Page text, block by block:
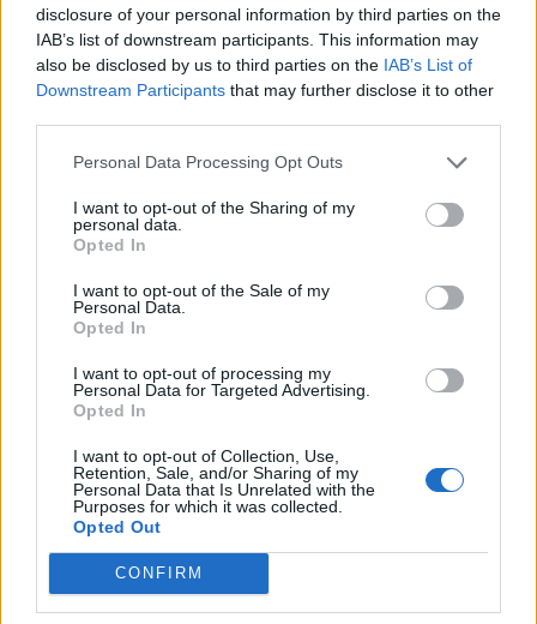
disclosure of your personal information by third parties on the
IAB’s list of downstream participants. This information may
also be disclosed by us to third parties on the IAB’s List of
Downstream Participants that may further disclose it to other
Personal Data Processing Opt Outs
I want to opt-out of the Sharing of my
personal data.
Opted In
I want to opt-out of the Sale of my
Personal Data.
Opted In
I want to opt-out of processing my
Personal Data for Targeted Advertising.
Opted In
I want to opt-out of Collection, Use,
Retention, Sale, and/or Sharing of my
Personal Data that Is Unrelated with the
Purposes for which it was collected.
Opted Out
CONFIRM
VIABILITÀ
Scatta il secondo weekend da bollino
nero: oltre 25 milioni di spostamenti
Crisi ex Ilva, Ferrara: “Senza acciaio